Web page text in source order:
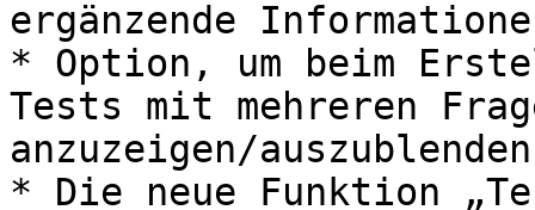
ergänzende
* Option, um beim
Tests mit mehreren
anzuzeigen/
* Die neue Funktion